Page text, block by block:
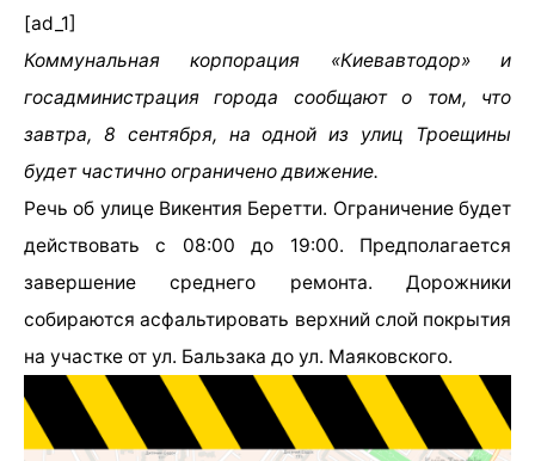
[ad_1]
Коммунальная корпорация «Киевавтодор» и
госадминистрация города сообщают о том, что
завтра, 8 сентября, на одной из улиц Троещины
будет частично ограничено движение.
Речь об улице Викентия Беретти. Ограничение будет
действовать с 08:00 до 19:00. Предполагается
завершение среднего ремонта. Дорожники
собираются асфальтировать верхний слой покрытия
на участке от ул. Бальзака до ул. Маяковского.